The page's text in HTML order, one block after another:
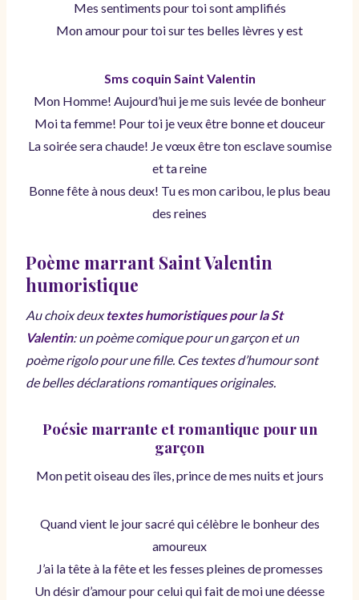
Mes sentiments pour toi sont amplifiés
Mon amour pour toi sur tes belles lèvres y est
Sms coquin Saint Valentin
Mon Homme! Aujourd’hui je me suis levée de bonheur
Moi ta femme! Pour toi je veux être bonne et douceur
La soirée sera chaude! Je vœux être ton esclave soumise
et ta reine
Bonne fête à nous deux! Tu es mon caribou, le plus beau
des reines
Poème marrant Saint Valentin
humoristique
Au choix deuxtextes humoristiques pour la St
Valentin: un poème comique pour un garçon et un
poème rigolo pour une fille. Ces textes d’humour sont
de belles déclarations romantiques originales.
Poésie marrante et romantique pour un
garçon
Mon petit oiseau des îles, prince de mes nuits et jours
Quand vient le jour sacré qui célèbre le bonheur des
amoureux
J’ai la tête à la fête et les fesses pleines de promesses
Un désir d’amour pour celui qui fait de moi une déesse